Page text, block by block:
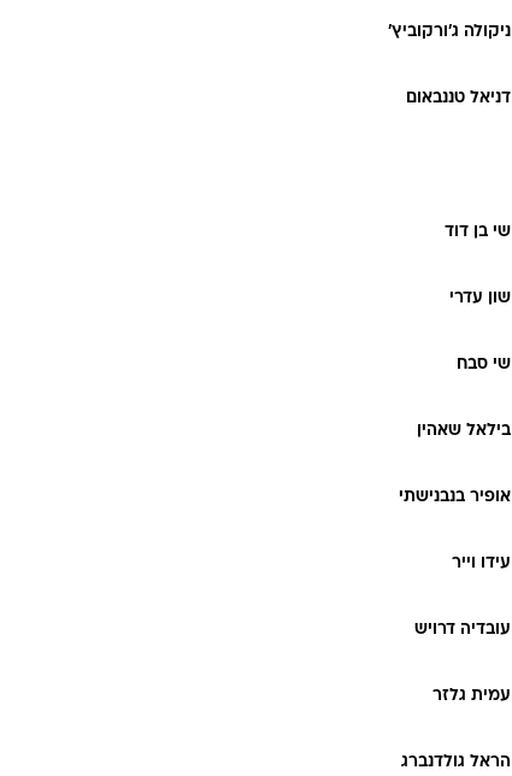
ניקולה ג'ורקוביץ'
דניאל טננבאום
שי בן דוד
שון עדרי
שי סבח
בילאל שאהין
אופיר בנבנישתי
עידו וייר
עובדיה דרויש
עמית גלזר
הראל גולדנברג